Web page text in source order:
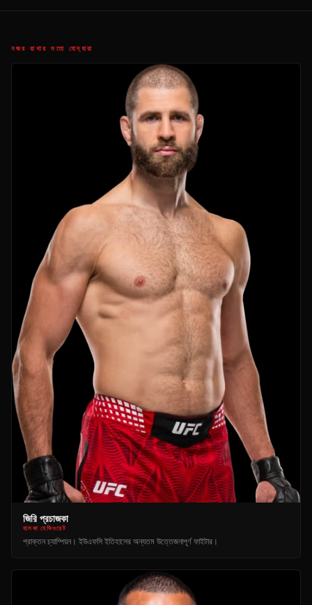
নজর রাখার মতো যোদ্ধারা
জিরি প্রচাজকা
হালকা হেভিওয়েট
প্রাক্তন চ্যাম্পিয়ন। ইউএফসি ইতিহাসের অন্যতম উত্তেজনাপূর্ণ ফাইটার।